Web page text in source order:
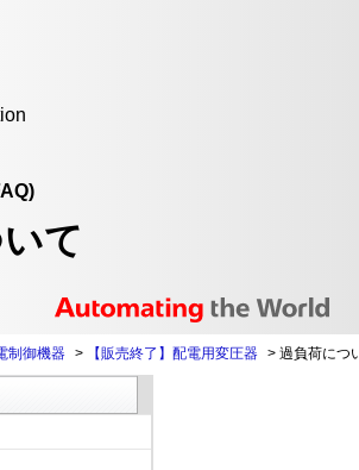
て
制御機器 > 【販売終了】配電用変圧器 > 過負荷につ